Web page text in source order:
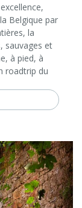
Belgique par
la
sauvages et
à pied, à
roadtrip du